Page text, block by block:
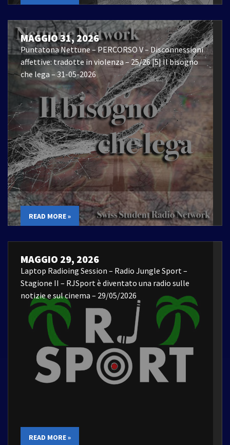
MAGGIO 31, 2026
Puntatona Nettune – PERCORSO V – Disconnessioni
affettive: tradotte in violenza – 25/26 |5| Il bisogno
che lega – 31-05-2026
READ MORE »
MAGGIO 29, 2026
Laptop Radioing Session – Radio Jungle Sport –
Stagione II – RJSport è diventato una radio sulle
notizie e sul cinema – 29/05/2026
READ MORE »